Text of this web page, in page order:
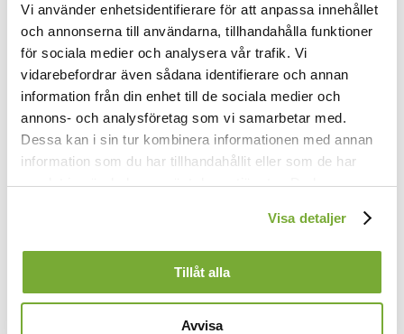
Vi använder enhetsidentifierare för att anpassa innehållet
och annonserna till användarna, tillhandahålla funktioner
för sociala medier och analysera vår trafik. Vi
vidarebefordrar även sådana identifierare och annan
information från din enhet till de sociala medier och
annons- och analysföretag som vi samarbetar med.
Dessa kan i sin tur kombinera informationen med annan
information som du har tillhandahållit eller som de har
samlat in när du har använt deras tjänster. Du kan
-länken i nedre delen
av sidan.
Visa detaljer
Tillåt alla
Avvisa
1.
O du som ser, o du som vet
vart stackars väsens hemlighet,
tag allt jag äger i din hand,
bränn slagget med din renhets brand,
min Fader och min Gud.